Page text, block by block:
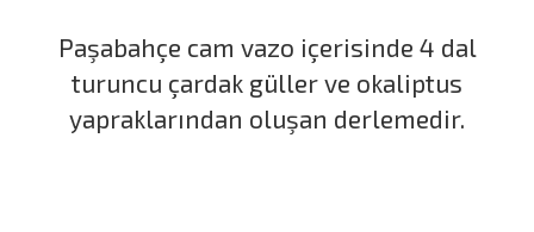
Paşabahçe cam vazo içerisinde 4 dal
turuncu çardak güller ve okaliptus
yapraklarından oluşan derlemedir.